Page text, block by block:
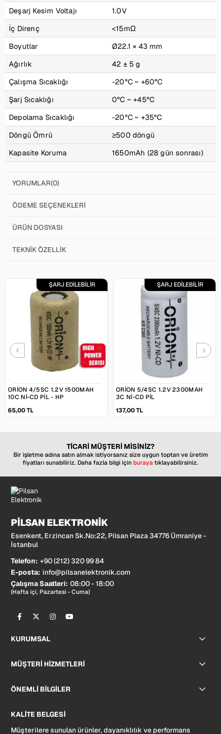
Deşarj Kesim Voltajı
1.0V
İç Direnç
<15mΩ
Boyutlar
Ø22.1 × 43 mm
Ağırlık
42 ± 5 g
Çalışma Sıcaklığı
-20°C ~ +60°C
Şarj Sıcaklığı
0°C ~ +45°C
Depolama Sıcaklığı
-20°C ~ +35°C
Döngü Ömrü
≥500 döngü
Kapasite Koruma
1650mAh (28 gün sonrası)
YORUMLAR(0)
ÖDEME SEÇENEKLERI
ÜRÜN DOSYASI
TEKNIK ÖZELLIK
ORION 4/5SC 1.2V 1500MAH
10C NI-CD PIL - HP
65,00 TL
ŞARJ EDİLEBİLİR
ORION 5/4SC 1.2V 2300MAH
3C NI-CD PIL
137,00 TL
ŞARJ EDİLEBİLİR
TİCARİ MÜŞTERİ MİSİNİZ?
Bir işletme adına satın almak istiyorsanız size uygun toptan ve üretim
fiyatları sunabiliriz. Daha fazla bilgi için burayatıklayabilirsiniz.
PİLSAN ELEKTRONİK
Esenkent, Erzincan Sk.No:22, Pilsan Plaza 34776 Ümraniye -
İstanbul
Telefon: +90 (212) 320 99 84
E-posta: info@pilsanelektronik.com
Çalışma Saatleri: 08:00 - 18:00
(Hafta içi, Pazartesi - Cuma)
KURUMSAL
MÜŞTERİ HİZMETLERİ
ÖNEMLİ BİLGİLER
KALİTE BELGESİ
Müşterilere sunulan ürünler, dayanıklılık ve performans